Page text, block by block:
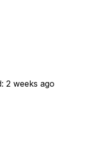
2 weeks ago